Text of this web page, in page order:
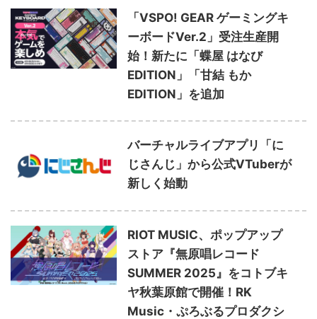
「VSPO! GEAR ゲーミングキ
ーボードVer.2」受注生産開
始！新たに「蝶屋 はなび
EDITION」「甘結 もか
EDITION」を追加
バーチャルライブアプリ「に
じさんじ」から公式VTuberが
新しく始動
RIOT MUSIC、ポップアップ
ストア『無原唱レコード
SUMMER 2025』をコトブキ
ヤ秋葉原館で開催！RK
Music・ぷろぶるプロダクシ